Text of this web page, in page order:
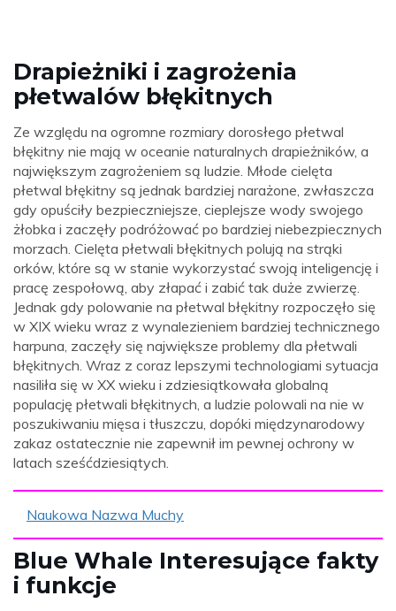
Drapieżniki i zagrożenia
płetwalów błękitnych
Ze względu na ogromne rozmiary dorosłego płetwal
błękitny nie mają w oceanie naturalnych drapieżników, a
największym zagrożeniem są ludzie. Młode cielęta
płetwal błękitny są jednak bardziej narażone, zwłaszcza
gdy opuściły bezpieczniejsze, cieplejsze wody swojego
żłobka i zaczęły podróżować po bardziej niebezpiecznych
morzach. Cielęta płetwali błękitnych polują na strąki
orków, które są w stanie wykorzystać swoją inteligencję i
pracę zespołową, aby złapać i zabić tak duże zwierzę.
Jednak gdy polowanie na płetwal błękitny rozpoczęło się
w XIX wieku wraz z wynalezieniem bardziej technicznego
harpuna, zaczęły się największe problemy dla płetwali
błękitnych. Wraz z coraz lepszymi technologiami sytuacja
nasiliła się w XX wieku i zdziesiątkowała globalną
populację płetwali błękitnych, a ludzie polowali na nie w
poszukiwaniu mięsa i tłuszczu, dopóki międzynarodowy
zakaz ostatecznie nie zapewnił im pewnej ochrony w
latach sześćdziesiątych.
Naukowa Nazwa Muchy
Blue Whale Interesujące fakty
i funkcje